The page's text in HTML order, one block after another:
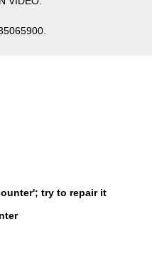
try to repair it